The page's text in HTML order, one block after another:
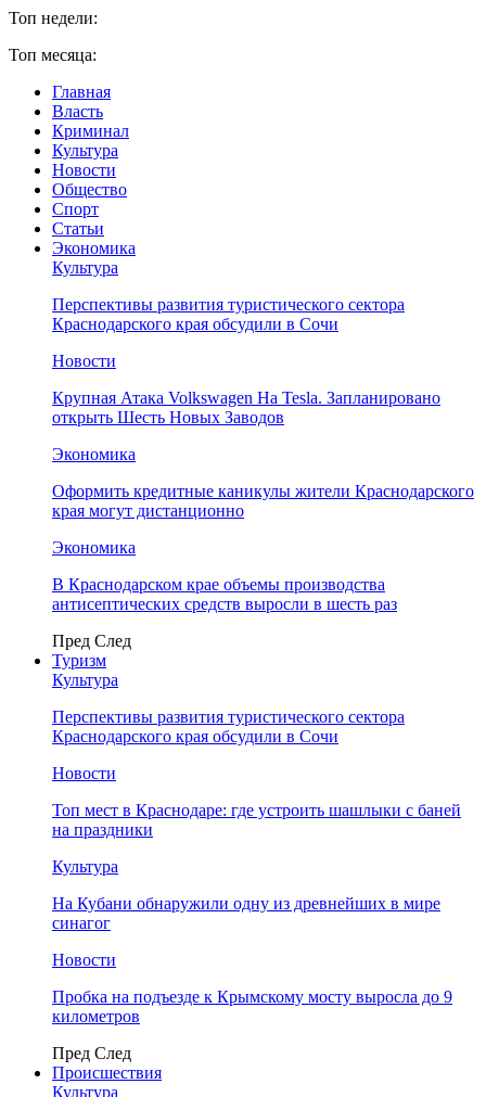
Топ недели:
Топ месяца:
Главная
Власть
Криминал
Культура
Новости
Общество
Спорт
Статьи
Экономика
Культура
Перспективы развития туристического сектора
Краснодарского края обсудили в Сочи
Новости
Крупная Атака Volkswagen На Tesla. Запланировано
открыть Шесть Новых Заводов
Экономика
Оформить кредитные каникулы жители Краснодарского
края могут дистанционно
Экономика
В Краснодарском крае объемы производства
антисептических средств выросли в шесть раз
Пред След
Туризм
Культура
Перспективы развития туристического сектора
Краснодарского края обсудили в Сочи
Новости
Топ мест в Краснодаре: где устроить шашлыки с баней
на праздники
Культура
На Кубани обнаружили одну из древнейших в мире
синагог
Новости
Пробка на подъезде к Крымскому мосту выросла до 9
километров
Пред След
Происшествия
Культура